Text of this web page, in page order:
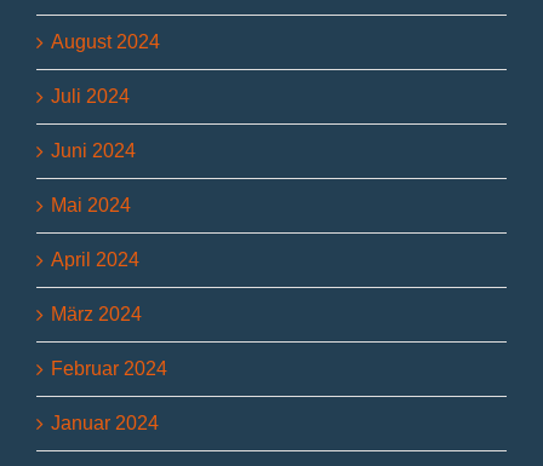
August 2024
Juli 2024
Juni 2024
Mai 2024
April 2024
März 2024
Februar 2024
Januar 2024